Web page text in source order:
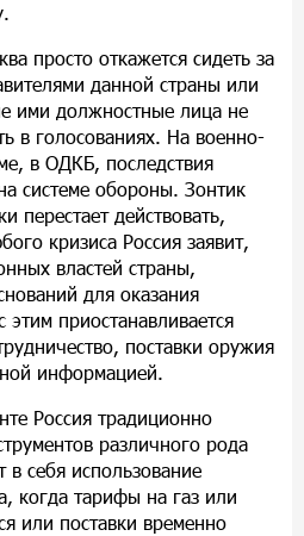
просто откажется сидеть за
данной страны или
ими должностные лица не
в голосованиях. На военно-
в ОДКБ, последствия
системе обороны. Зонтик
перестает действовать,
кризиса Россия заявит,
властей страны,
для оказания
приостанавливается
поставки оружия
информацией.
Россия традиционно
различного рода
себя использование
когда тарифы на газ или
или поставки временно